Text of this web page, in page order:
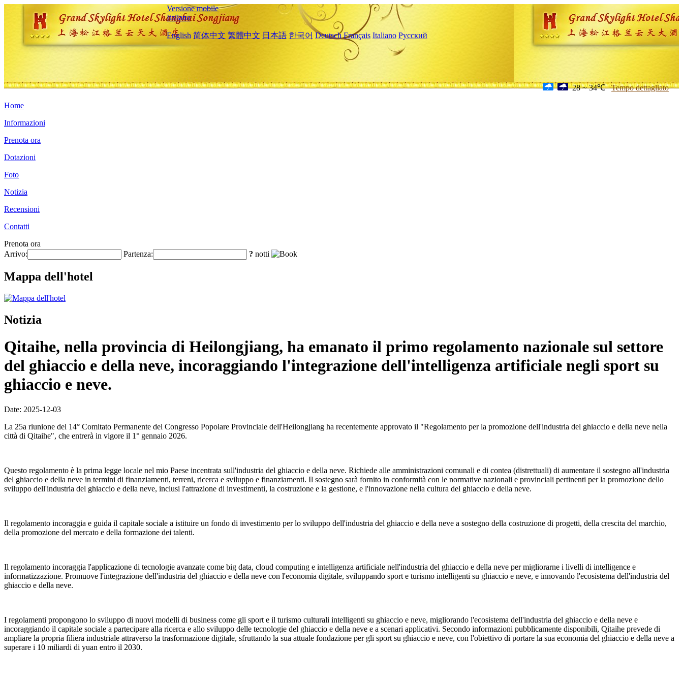
Versione mobile
Italiano
English 简体中文 繁體中文 日本語 한국어 Deutsch Français Italiano Русский
28 ~ 34℃ Tempo dettagliato
Home
Informazioni
Prenota ora
Dotazioni
Foto
Notizia
Recensioni
Contatti
Prenota ora
Arrivo:
Partenza: ? notti
Mappa dell'hotel
Notizia
Qitaihe, nella provincia di Heilongjiang, ha emanato il primo regolamento nazionale sul settore
del ghiaccio e della neve, incoraggiando l'integrazione dell'intelligenza artificiale negli sport su
ghiaccio e neve.
Date: 2025-12-03
La 25a riunione del 14° Comitato Permanente del Congresso Popolare Provinciale dell'Heilongjiang ha recentemente approvato il "Regolamento per la promozione dell'industria del ghiaccio e della neve nella
città di Qitaihe", che entrerà in vigore il 1° gennaio 2026.
Questo regolamento è la prima legge locale nel mio Paese incentrata sull'industria del ghiaccio e della neve. Richiede alle amministrazioni comunali e di contea (distrettuali) di aumentare il sostegno all'industria
del ghiaccio e della neve in termini di finanziamenti, terreni, ricerca e sviluppo e finanziamenti. Il sostegno sarà fornito in conformità con le normative nazionali e provinciali pertinenti per la promozione dello
sviluppo dell'industria del ghiaccio e della neve, inclusi l'attrazione di investimenti, la costruzione e la gestione, e l'innovazione nella cultura del ghiaccio e della neve.
Il regolamento incoraggia e guida il capitale sociale a istituire un fondo di investimento per lo sviluppo dell'industria del ghiaccio e della neve a sostegno della costruzione di progetti, della crescita del marchio,
della promozione del mercato e della formazione dei talenti.
Il regolamento incoraggia l'applicazione di tecnologie avanzate come big data, cloud computing e intelligenza artificiale nell'industria del ghiaccio e della neve per migliorarne i livelli di intelligence e
informatizzazione. Promuove l'integrazione dell'industria del ghiaccio e della neve con l'economia digitale, sviluppando sport e turismo intelligenti su ghiaccio e neve, e innovando l'ecosistema dell'industria del
ghiaccio e della neve.
I regolamenti propongono lo sviluppo di nuovi modelli di business come gli sport e il turismo culturali intelligenti su ghiaccio e neve, migliorando l'ecosistema dell'industria del ghiaccio e della neve e
incoraggiando il capitale sociale a partecipare alla ricerca e allo sviluppo delle tecnologie del ghiaccio e della neve e a scenari applicativi. Secondo informazioni pubblicamente disponibili, Qitaihe prevede di
ampliare la propria filiera industriale attraverso la trasformazione digitale, sfruttando la sua attuale fondazione per gli sport su ghiaccio e neve, con l'obiettivo di portare la sua economia del ghiaccio e della neve a
superare i 10 miliardi di yuan entro il 2030.